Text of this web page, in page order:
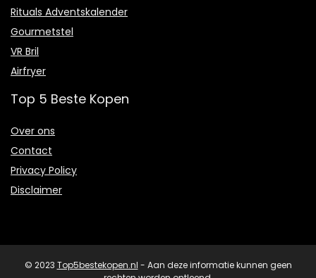
Rituals Adventskalender
Gourmetstel
VR Bril
Airfryer
Top 5 Beste Kopen
Over ons
Contact
Privacy Policy
Disclaimer
© 2023 Top5bestekopen.nl - Aan deze informatie kunnen geen